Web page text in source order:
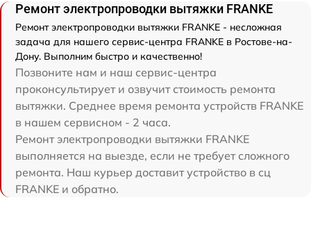
Ремонт электропроводки вытяжки FRANKE
Ремонт электропроводки вытяжки FRANKE - несложная
задача для нашего сервис-центра FRANKE в Ростове-на-
Дону. Выполним быстро и качественно!
Позвоните нам и наш сервис-центра
проконсультирует и озвучит стоимость ремонта
вытяжки. Среднее время ремонта устройств FRANKE
в нашем сервисном - 2 часа.
Ремонт электропроводки вытяжки FRANKE
выполняется на выезде, если не требует сложного
ремонта. Наш курьер доставит устройство в сц
FRANKE и обратно.